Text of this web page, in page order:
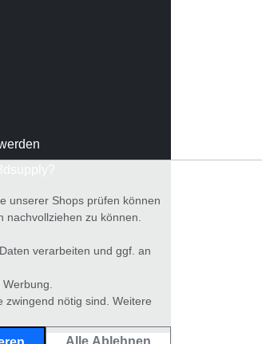
unserer Shops prüfen können
zu können.
verarbeiten und ggf. an
nötig sind. Weitere
Alle Ablehnen